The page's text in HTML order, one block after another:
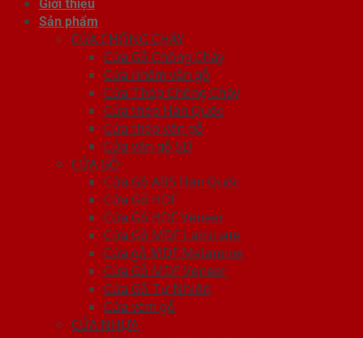
Giới thiệu
Sản phẩm
CỬA CHỐNG CHÁY
Cửa Gỗ Chống Cháy
Cửa nhôm vân gỗ
Cửa Thép Chống Cháy
Cửa thép Hàn Quốc
Cửa thép vân gỗ
Cửa vân gỗ 5D
CỬA GỖ
Cửa Gỗ ABS Hàn Quốc
Cửa Gỗ HDF
Cửa Gỗ HDF Veneer
Cửa Gỗ MDF Laminate
Cửa gỗ MDF Melamine
Cửa Gỗ MDF Veneer
Cửa Gỗ Tự Nhiên
Cửa vòm gỗ
CỬA NHỰA